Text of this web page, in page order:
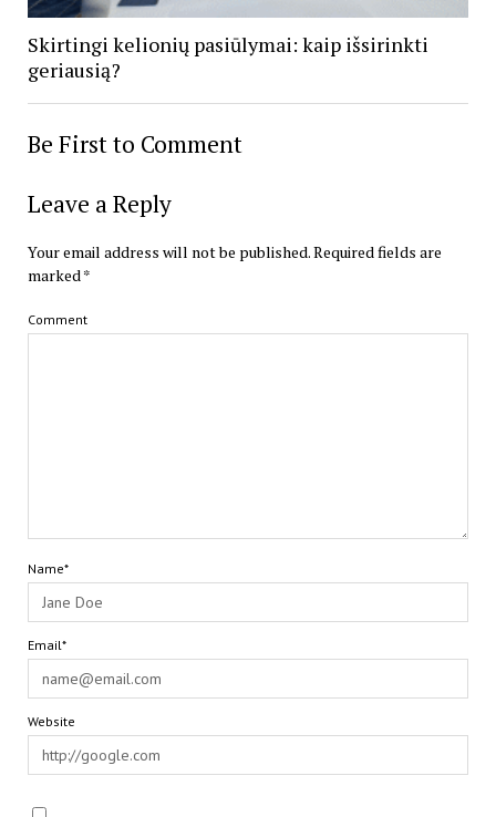
Skirtingi kelionių pasiūlymai: kaip išsirinkti
geriausią?
Be First to Comment
Leave a Reply
Your email address will not be published.Required fields are
marked*
Comment
Name*
Email*
Website